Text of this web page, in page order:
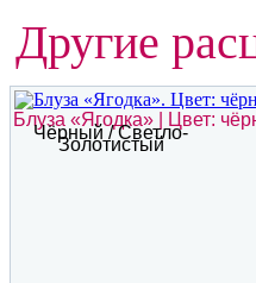
Другие
Блуза «Ягодка» | Цвет:
Чёрный / Светло-
Золотистый